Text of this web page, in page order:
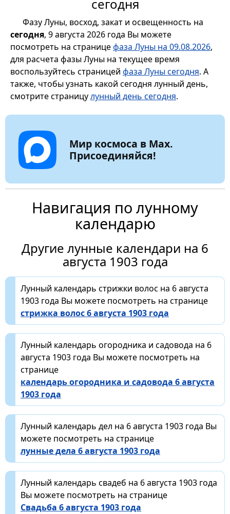
сегодня
Фазу Луны, восход, закат и освещенность на
сегодня, 9 августа 2026 года Вы можете
посмотреть на страницефаза Луны на 09.08.2026,
для расчета фазы Луны на текущее время
воспользуйтесь страницей фаза Луны сегодня. А
также, чтобы узнать какой сегодня лунный день,
смотрите страницулунный день сегодня.
Мир космоса в Max.
Присоединяйся!
Навигация по лунному
календарю
Другие лунные календари на 6
августа 1903 года
Лунный календарь стрижки волос на 6 августа
1903 года Вы можете посмотреть на странице
стрижка волос 6 августа 1903 года
Лунный календарь огородника и садовода на 6
августа 1903 года Вы можете посмотреть на
странице
календарь огородника и садовода 6 августа
1903 года
Лунный календарь дел на 6 августа 1903 года Вы
можете посмотреть на странице
лунные дела 6 августа 1903 года
Лунный календарь свадеб на 6 августа 1903 года
Вы можете посмотреть на странице
Свадьба 6 августа 1903 года